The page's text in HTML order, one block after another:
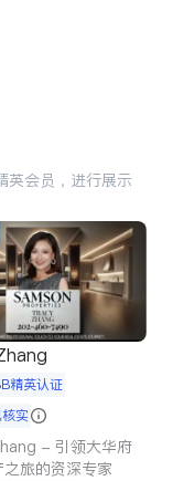
英会员，进行展示
精英认证
实
- 引领大华府
旅的资深专家